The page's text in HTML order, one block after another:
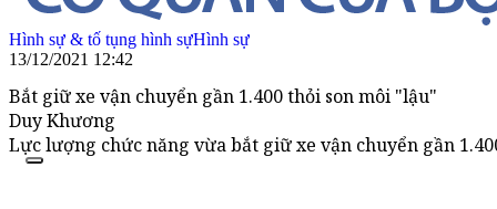
Hình sự & tố tụng hình sựHình sự
13/12/2021 12:42
Bắt giữ xe vận chuyển gần 1.400 thỏi son môi "lậu"
Duy Khương
Lực lượng chức năng vừa bắt giữ xe vận chuyển gần